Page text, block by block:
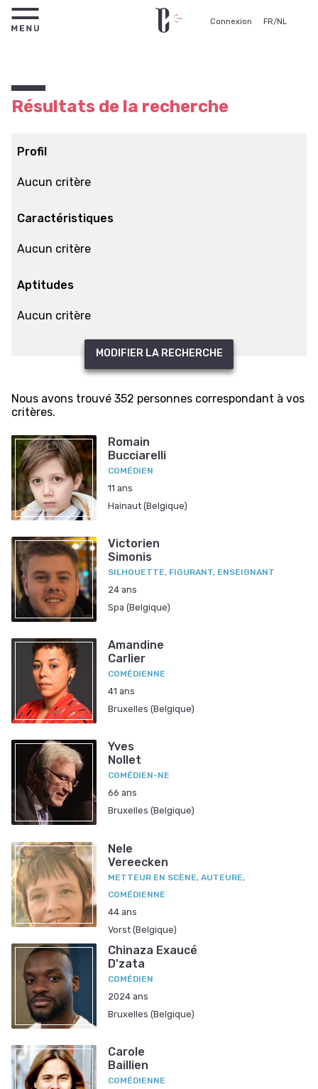
Connexion FR/NL
Résultats de la recherche
Profil
Aucun critère
Caractéristiques
Aucun critère
Aptitudes
Aucun critère
MODIFIER LA RECHERCHE
Nous avons trouvé 352 personnes correspondant à vos
critères.
Romain
Bucciarelli
COMÉDIEN
11 ans
Hainaut (Belgique)
Victorien
Simonis
SILHOUETTE, FIGURANT, ENSEIGNANT
24 ans
Spa (Belgique)
Amandine
Carlier
COMÉDIENNE
41 ans
Bruxelles (Belgique)
Yves
Nollet
COMÉDIEN-NE
66 ans
Bruxelles (Belgique)
Nele
Vereecken
METTEUR EN SCÈNE, AUTEURE,
COMÉDIENNE
44 ans
Vorst (Belgique)
Chinaza Exaucé
D'zata
COMÉDIEN
2024 ans
Bruxelles (Belgique)
Carole
Baillien
COMÉDIENNE